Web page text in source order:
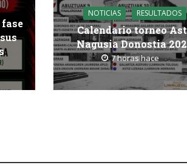
NOTICIAS RESULTADOS
Calendario torneo
Nagusia Donostia
7 horas hace